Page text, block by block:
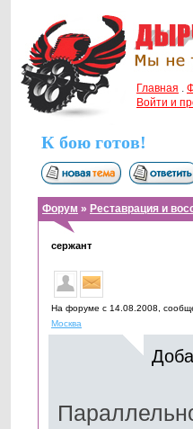
Главная .
Войти и
К бою готов!
Форум » Реставрация и
сержант
На форуме с 14.08.2008,
Москва